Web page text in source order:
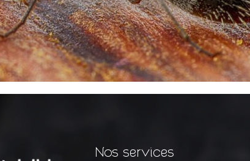
Nos services